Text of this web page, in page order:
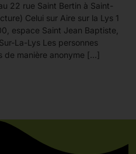
22 rue Saint Bertin à Saint-
Celui sur Aire sur la Lys 1
espace Saint Jean Baptiste,
La-Lys Les personnes
de manière anonyme […]